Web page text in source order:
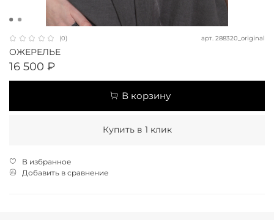
(0) арт. 288320_original
ОЖЕРЕЛЬЕ
16 500 ₽
В корзину
Купить в 1 клик
В избранное
Добавить в сравнение